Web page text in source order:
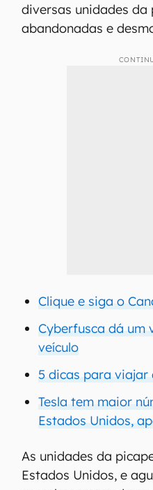
diversas unidades
abandonadas e
Clique e siga o
Cyberfusca dá um
veículo
5 dicas para viajar
Tesla tem maior
Estados Unidos,
As unidades da
Estados Unidos, e